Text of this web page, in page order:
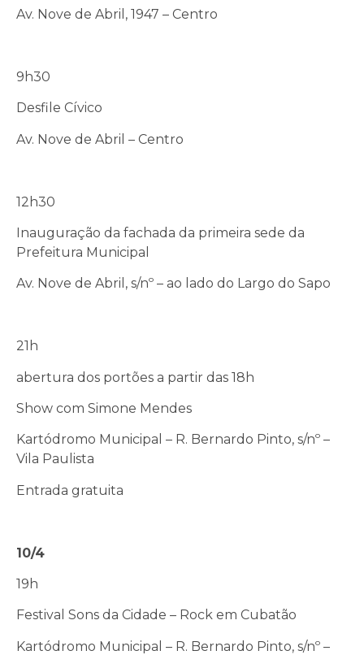
Av. Nove de Abril, 1947 – Centro
9h30
Desfile Cívico
Av. Nove de Abril – Centro
12h30
Inauguração da fachada da primeira sede da
Prefeitura Municipal
Av. Nove de Abril, s/nº – ao lado do Largo do Sapo
21h
abertura dos portões a partir das 18h
Show com Simone Mendes
Kartódromo Municipal – R. Bernardo Pinto, s/nº –
Vila Paulista
Entrada gratuita
10/4
19h
Festival Sons da Cidade – Rock em Cubatão
Kartódromo Municipal – R. Bernardo Pinto, s/nº –